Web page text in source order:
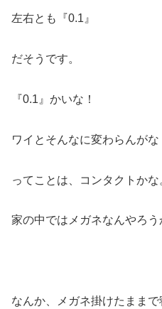
左右とも『0.1』
だそうです。
『0.1』かいな！
ワイとそんなに変わらんがな
ってことは、コンタクトかな
家の中ではメガネなんやろう
なんか、メガネ掛けたままで